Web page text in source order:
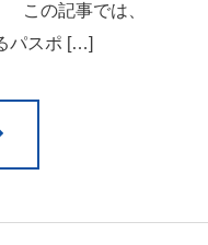
この記事では、
パスポ […]